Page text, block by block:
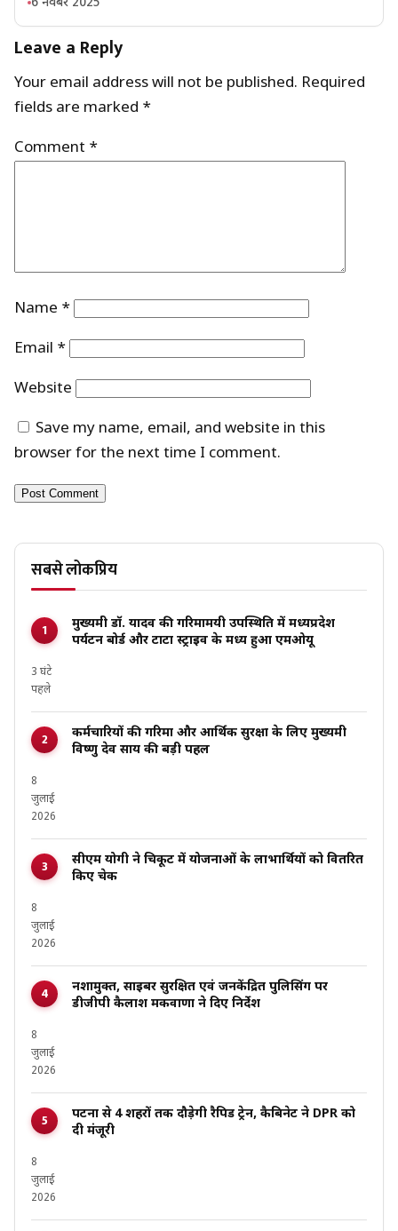
Leave a Reply
Your email address will not be published. Required
fields are marked *
Comment *
Name *
Email *
Website
Save my name, email, and website in this
browser for the next time I comment.
सबसे लोकप्रिय
मुख्यमंत्री डॉ. यादव की गरिमामयी उपस्थिति में मध्यप्रदेश
पर्यटन बोर्ड और टाटा स्ट्राइव के मध्य हुआ एमओयू
3 घंटे
पहले
कर्मचारियों की गरिमा और आर्थिक सुरक्षा के लिए मुख्यमंत्री
विष्णु देव साय की बड़ी पहल
8
जुलाई
2026
सीएम योगी ने चित्रकूट में योजनाओं के लाभार्थियों को वितरित
किए चेक
8
जुलाई
2026
नशामुक्त, साइबर सुरक्षित एवं जनकेंद्रित पुलिसिंग पर
डीजीपी कैलाश मकवाणा ने दिए निर्देश
8
जुलाई
2026
पटना से 4 शहरों तक दौड़ेगी रैपिड ट्रेन, कैबिनेट ने DPR को
दी मंजूरी
8
जुलाई
2026